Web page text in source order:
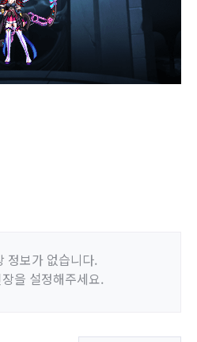
정보가 없습니다.
을 설정해주세요.